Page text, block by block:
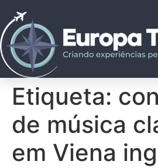
Etiqueta:
de música
em Viena